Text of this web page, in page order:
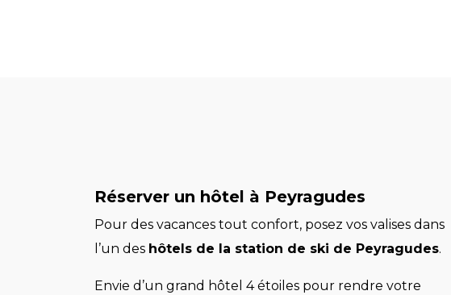
Réserver un hôtel à Peyragudes
Pour des vacances tout confort, posez vos valises dans
l’un des hôtels de la station de ski de Peyragudes.
Envie d’un grand hôtel 4 étoiles pour rendre votre